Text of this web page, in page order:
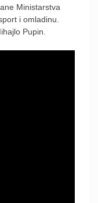
Ministarstva
i omladinu.
Pupin.